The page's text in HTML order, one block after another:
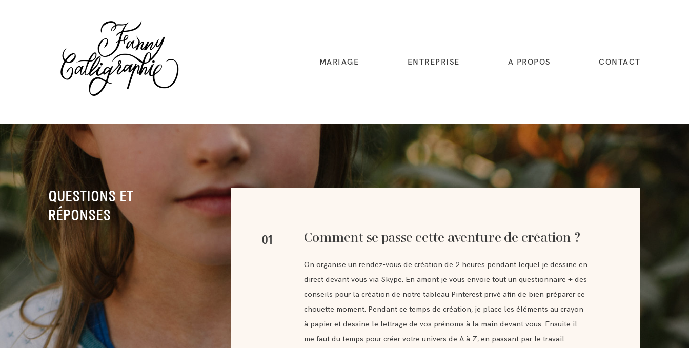
MARIAGE ENTREPRISE A PROPOS CONTACT
QUESTIONS ET
RÉPONSES
Comment se passe cette aventure de création ?
01
On organise un rendez-vous de création de 2 heures pendant lequel je dessine en
direct devant vous via Skype. En amont je vous envoie tout un questionnaire + des
conseils pour la création de notre tableau Pinterest privé afin de bien préparer ce
chouette moment. Pendant ce temps de création, je place les éléments au crayon
à papier et dessine le lettrage de vos prénoms à la main devant vous. Ensuite il
me faut du temps pour créer votre univers de A à Z, en passant par le travail